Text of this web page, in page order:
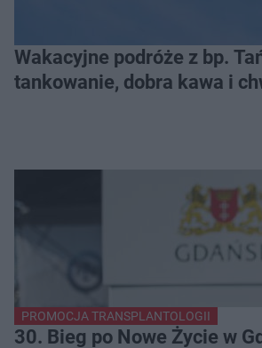
Wakacyjne podróże z bp.
tankowanie, dobra kawa i
PROMOCJA TRANSPLANTOLOGII
30. Bieg po Nowe Życie w